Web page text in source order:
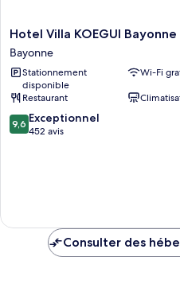
Hotel
Villa
KOEGUI
Bayonne
Bayonne
Hotel Villa KOEGUI Bayonne
Bayonne
Stationnement
disponible
Wi-Fi
Restaurant
9.6
sur
9,6 Exceptionnel
452 avis
Consulter des